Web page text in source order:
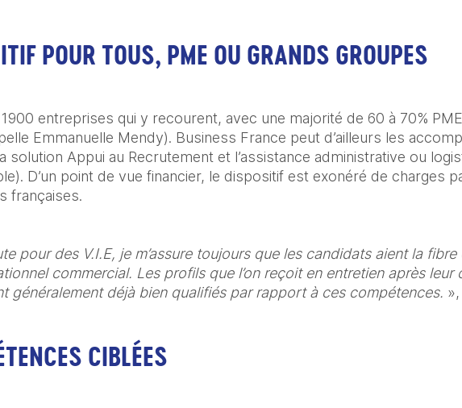
POUR TOUS, PME OU GRANDS GROUPES
entreprises qui y recourent, avec une majorité de 60 à 70%
Emmanuelle Mendy). Business France peut d’ailleurs les
solution Appui au Recrutement et l’assistance administrative ou
D’un point de vue financier, le dispositif est exonéré de charges
françaises.
pour des V.I.E, je m’assure toujours que les candidats aient la
commercial. Les profils que l’on reçoit en entretien après leur
généralement déjà bien qualifiés par rapport à ces compétences.
CIBLÉES